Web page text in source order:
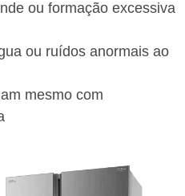
ou formação excessiva
ou ruídos anormais ao
mesmo com